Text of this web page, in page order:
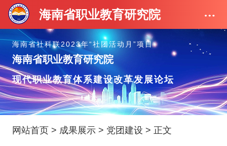
海南省职业教育研究院
海南省社科联2023年“社团活动月”项目
海南省职业教育研究院
现代职业教育体系建设改革发展论坛
网站首页 > 成果展示> 党团建设 > 正文